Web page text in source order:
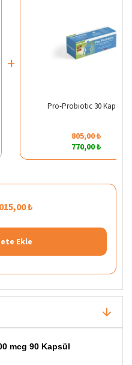
+
Pro-Probiotic 30 Kapsül
805,00 ₺
770,00 ₺
₺
Ekle
mcg 90 Kapsül